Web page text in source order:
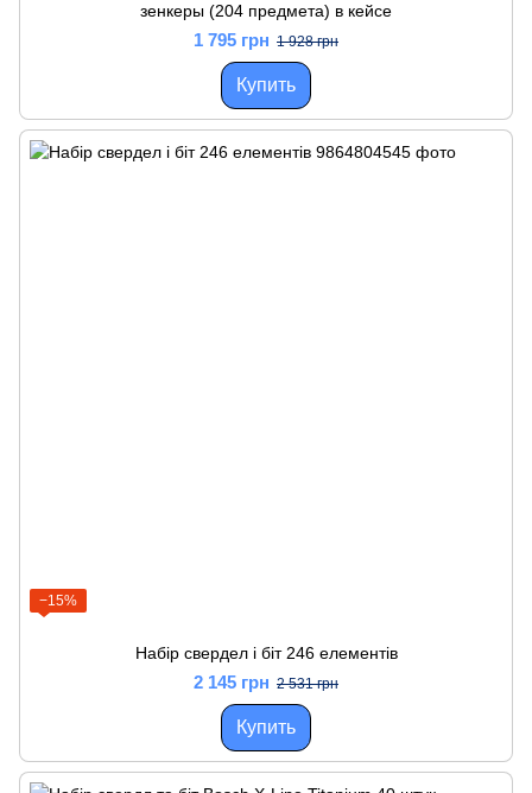
зенкеры (204 предмета) в кейсе
1 795 грн 1 928 грн
Купить
−15%
Набір свердел і біт 246 елементів
2 145 грн 2 531 грн
Купить